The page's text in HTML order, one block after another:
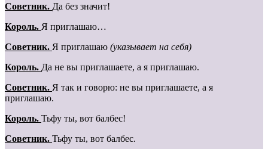
Cоветник. Да без значит!
Король. Я приглашаю…
Cоветник. Я приглашаю (указывает на себя)
Король. Да не вы приглашаете, а я приглашаю.
Cоветник. Я так и говорю: не вы приглашаете, а я
приглашаю.
Король. Тьфу ты, вот балбес!
Cоветник. Тьфу ты, вот балбес.